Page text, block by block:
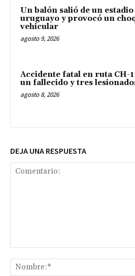
Un balón salió de un estadio
uruguayo y provocó un
vehicular
agosto 9, 2026
Accidente fatal en ruta CH-
un fallecido y tres
agosto 8, 2026
DEJA UNA RESPUESTA